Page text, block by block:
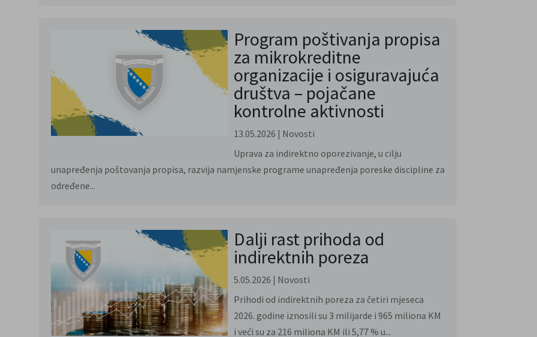
Program poštivanja propisa
za mikrokreditne
organizacije i osiguravajuća
društva – pojačane
kontrolne aktivnosti
13.05.2026 | Novosti
Uprava za indirektno oporezivanje, u cilju
unapređenja poštovanja propisa, razvija namjenske programe unapređenja poreske discipline za
određene...
Dalji rast prihoda od
indirektnih poreza
5.05.2026 | Novosti
Prihodi od indirektnih poreza za četiri mjeseca
2026. godine iznosili su 3 milijarde i 965 miliona KM
i veći su za 216 miliona KM ili 5,77 % u...